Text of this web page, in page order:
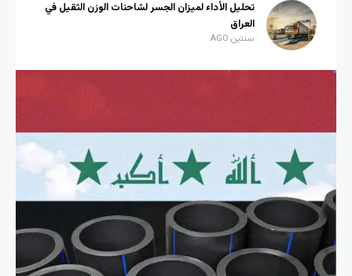
تحليل الأداء لميزان الجسر لشاحنات الوزن الثقيل في
العراق
سنتين AGO